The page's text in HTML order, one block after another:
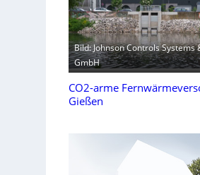
Bild: Johnson Controls Systems
GmbH
CO2-arme
Gießen